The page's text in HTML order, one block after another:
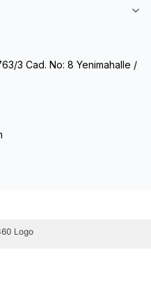
3 Cad. No: 8 Yenimahalle /